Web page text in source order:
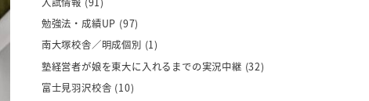
勉強法・成績UP (97)
南大塚校舎／明成個別 (1)
塾経営者が娘を東大に入れるまでの実況中継 (32)
富士見羽沢校舎 (10)